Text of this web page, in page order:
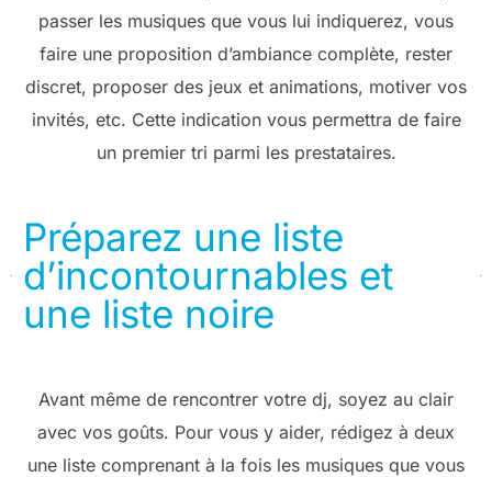
passer les musiques que vous lui indiquerez, vous
faire une proposition d’ambiance complète, rester
discret, proposer des jeux et animations, motiver vos
invités, etc. Cette indication vous permettra de faire
un premier tri parmi les prestataires.
Préparez une liste
d’incontournables et
une liste noire
Avant même de rencontrer votre dj, soyez au clair
avec vos goûts. Pour vous y aider, rédigez à deux
une liste comprenant à la fois les musiques que vous